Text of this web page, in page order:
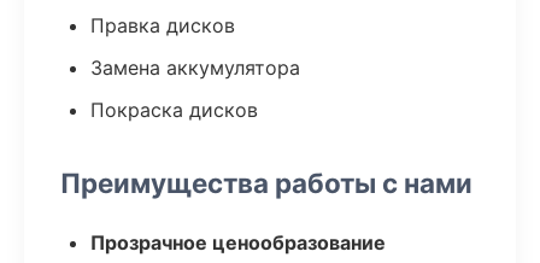
Правка дисков
Замена аккумулятора
Покраска дисков
Преимущества работы с нами
Прозрачное ценообразование